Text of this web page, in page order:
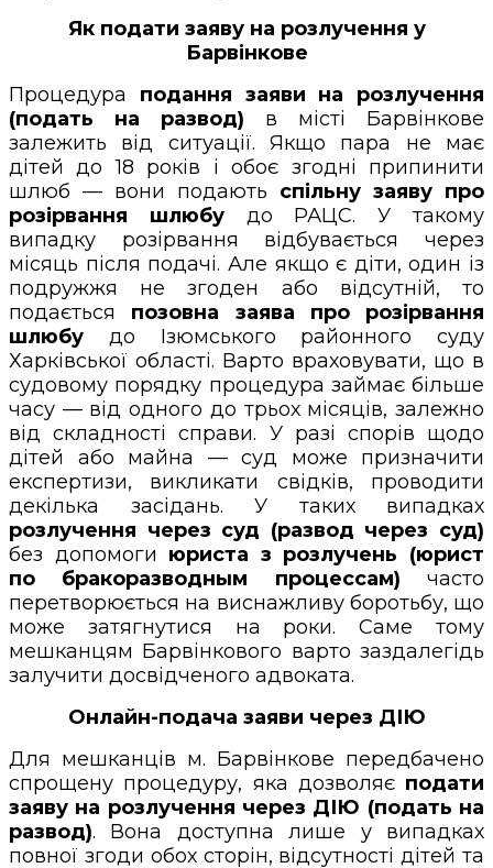
Як подати заяву на розлучення у
Барвінкове
Процедура подання заяви на розлучення
(подать на развод) в місті Барвінкове
залежить від ситуації. Якщо пара не має
дітей до 18 років і обоє згодні припинити
шлюб — вони подають спільну заяву про
розірвання шлюбудо РАЦС. У такому
випадку розірвання відбувається через
місяць після подачі. Але якщо є діти, один із
подружжя не згоден або відсутній, то
подається позовна заява про розірвання
шлюбу до Ізюмського районного суду
Харківської області. Варто враховувати, що в
судовому порядку процедура займає більше
часу — від одного до трьох місяців, залежно
від складності справи. У разі спорів щодо
дітей або майна — суд може призначити
експертизи, викликати свідків, проводити
декілька засідань. У таких випадках
розлучення через суд (развод через суд)
без допомоги юриста з розлучень (юрист
по бракоразводным процессам) часто
перетворюється на виснажливу боротьбу, що
може затягнутися на роки. Саме тому
мешканцям Барвінкового варто заздалегідь
залучити досвідченого адвоката.
Онлайн-подача заяви через ДІЮ
Для мешканців м. Барвінкове передбачено
спрощену процедуру, яка дозволяє подати
заяву на розлучення через ДІЮ (подать на
развод). Вона доступна лише у випадках
повної згоди обох сторін, відсутності дітей та